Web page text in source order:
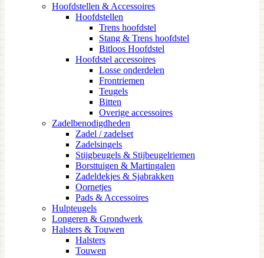
Hoofdstellen & Accessoires
Hoofdstellen
Trens hoofdstel
Stang & Trens hoofdstel
Bitloos Hoofdstel
Hoofdstel accessoires
Losse onderdelen
Frontriemen
Teugels
Bitten
Overige accessoires
Zadelbenodigdheden
Zadel / zadelset
Zadelsingels
Stijgbeugels & Stijbeugelriemen
Borsttuigen & Martingalen
Zadeldekjes & Sjabrakken
Oornetjes
Pads & Accessoires
Hulpteugels
Longeren & Grondwerk
Halsters & Touwen
Halsters
Touwen